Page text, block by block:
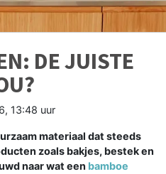
DE JUISTE
13:48 uur
materiaal dat steeds
zoals bakjes, bestek en
naar wat een bamboe